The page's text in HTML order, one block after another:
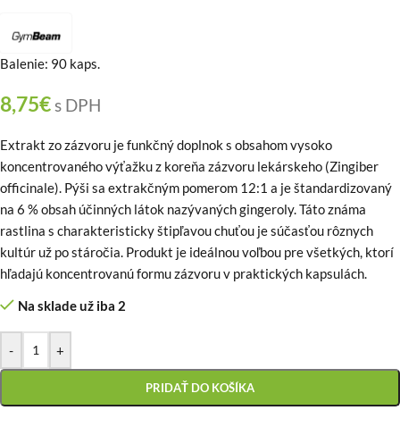
Balenie: 90 kaps.
8,75€s DPH
Extrakt zo zázvoru je funkčný doplnok s obsahom vysoko
koncentrovaného výťažku z koreňa zázvoru lekárskeho (Zingiber
officinale). Pýši sa extrakčným pomerom 12:1 a je štandardizovaný
na 6 % obsah účinných látok nazývaných gingeroly. Táto známa
rastlina s charakteristicky štipľavou chuťou je súčasťou rôznych
kultúr už po stáročia. Produkt je ideálnou voľbou pre všetkých, ktorí
hľadajú koncentrovanú formu zázvoru v praktických kapsulách.
Na sklade už iba 2
- +
PRIDAŤ DO KOŠÍKA